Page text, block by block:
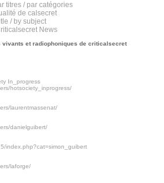
titres / par catégories
de calsecret
/ by subject
News
vivants et radiophoniques de criticalsecret
In_progress
hotsociety_inprogress/
laurentmassenat/
danielguibert/
index.php?cat=simon_guibert
laforge/